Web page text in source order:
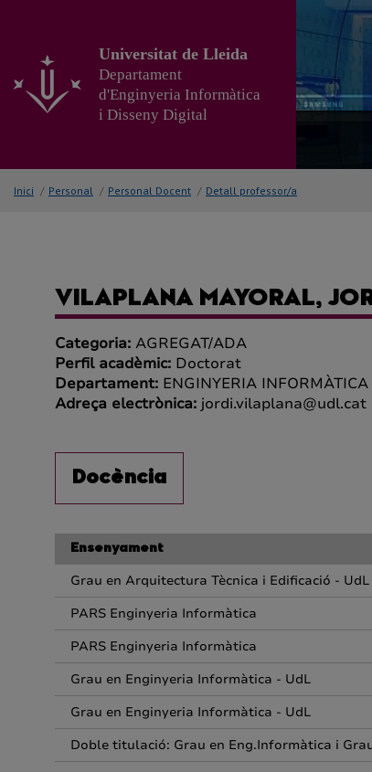
principal
Universitat de Lleida
Departament
d'Enginyeria Informàtica
i Disseny Digital
Inici / Personal / Personal Docent / Detall professor/a